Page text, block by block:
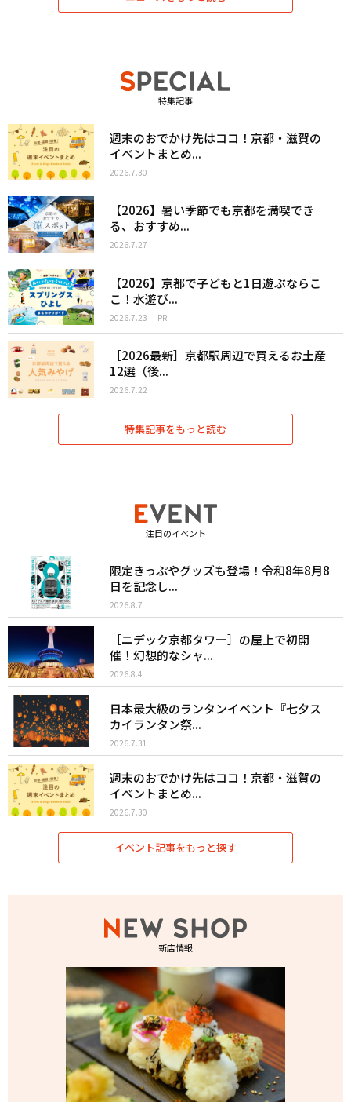
特集記事
週末のおでかけ先はココ！京都・滋賀の
イベントまとめ...
2026.7.30
【2026】暑い季節でも京都を満喫でき
る、おすすめ...
2026.7.27
【2026】京都で子どもと1日遊ぶならこ
こ！水遊び...
2026.7.23 PR
［2026最新］京都駅周辺で買えるお土産
12選（後...
2026.7.22
特集記事をもっと読む
注目のイベント
限定きっぷやグッズも登場！令和8年8月8
日を記念し...
2026.8.7
［ニデック京都タワー］の屋上で初開
催！幻想的なシャ...
2026.8.4
日本最大級のランタンイベント『七夕ス
カイランタン祭...
2026.7.31
週末のおでかけ先はココ！京都・滋賀の
イベントまとめ...
2026.7.30
イベント記事をもっと探す
新店情報